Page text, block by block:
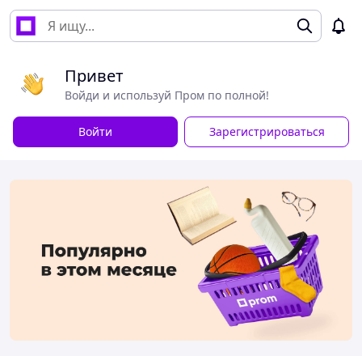
Привет
Войди и используй Пром по полной!
Войти Зарегистрироваться